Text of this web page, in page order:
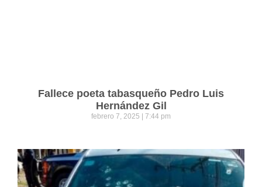
Fallece poeta tabasqueño Pedro Luis
Hernández Gil
febrero 7, 2025 7:44 pm